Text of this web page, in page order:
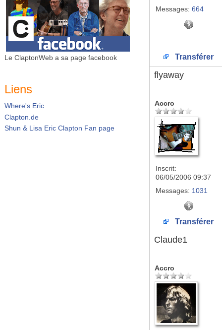
Le ClaptonWeb a sa page facebook
Liens
Where's Eric
Clapton.de
Shun & Lisa Eric Clapton Fan page
Messages: 664
Transférer
flyaway
Accro
Inscrit:
06/05/2006 09:37
Messages: 1031
Transférer
Claude1
Accro